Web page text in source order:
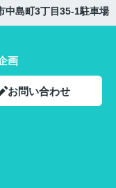
中島町3丁目35-1駐車場
画
お問い合わせ